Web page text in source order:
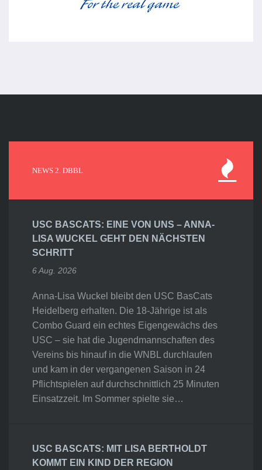
NEWS 2. DBBL
USC BASCATS: EINE VON UNS – ANNA-
LISA WUCKEL GEHT DEN NÄCHSTEN
SCHRITT
6 Aug. 2026
Anna-Lisa Wuckel bleibt den USC BasCats
Heidelberg erhalten. Die 18-Jährige ist als
Combo Guard ein echtes Eigengewächs des
USC – sie hat die Jugendmannschaften des
Vereins bis hinauf in die WNBL durchlaufen
und kam in der vergangenen Saison in 24
Pflichtspielen auf durchschnittlich 25 Minuten
Einsatzzeit. Im Sommer spielte sie…
USC BASCATS: MIT LISA BERTHOLDT
KOMMT EIN KIND DER REGION